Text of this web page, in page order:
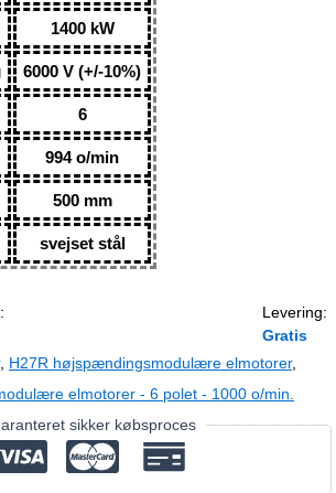
1400 kW
6000 V (+/-10%)
6
994 o/min
500 mm
svejset stål
Levering:
Gratis
, H27R højspændingsmodulære elmotorer,
elmotorer - 6 polet - 1000 o/min.
sikker købsproces